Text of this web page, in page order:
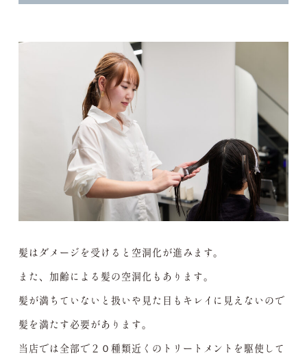
髪はダメージを受けると空洞化が進みます。
また、加齢による髪の空洞化もあります。
髪が満ちていないと扱いや見た目もキレイに見えないので
髪を満たす必要があります。
当店では全部で２０種類近くのトリートメントを駆使して